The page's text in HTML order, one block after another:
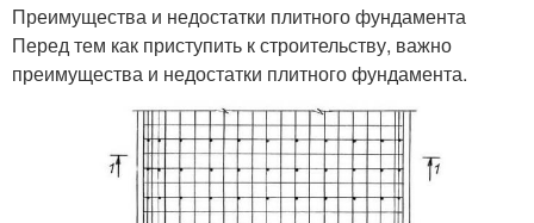
Преимущества и недостатки плитного фундамента
Перед тем как приступить к строительству, важно
преимущества и недостатки плитного фундамента.